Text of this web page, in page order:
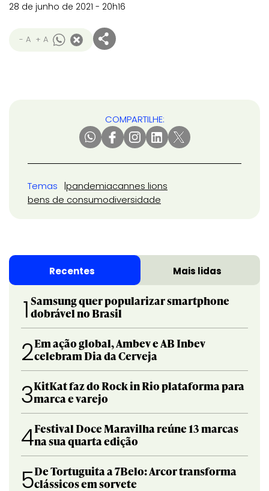
28 de junho de 2021 - 20h16
- A + A
COMPARTILHE:
Temas pandemiacannes lions
bens de consumodiversidade
Recentes Mais lidas
1 Samsung quer popularizar smartphone
dobrável no Brasil
2Em ação global, Ambev e AB Inbev
celebram Dia da Cerveja
3KitKat faz do Rock in Rio plataforma para
marca e varejo
4Festival Doce Maravilha reúne 13 marcas
na sua quarta edição
5De Tortuguita a 7Belo: Arcor transforma
clássicos em sorvete